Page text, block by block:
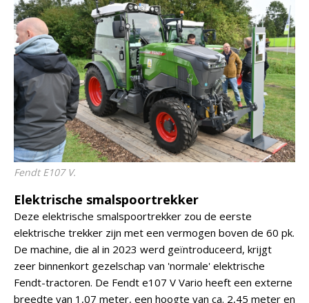
Fendt E107 V.
Elektrische smalspoortrekker
Deze elektrische smalspoortrekker zou de eerste
elektrische trekker zijn met een vermogen boven de 60 pk.
De machine, die al in 2023 werd geïntroduceerd, krijgt
zeer binnenkort gezelschap van 'normale' elektrische
Fendt-tractoren. De Fendt e107 V Vario heeft een externe
breedte van 1,07 meter, een hoogte van ca. 2,45 meter en